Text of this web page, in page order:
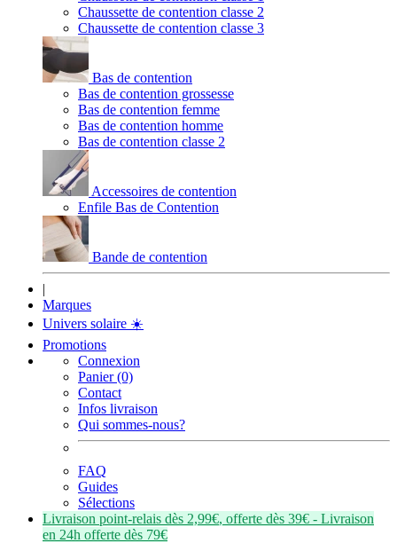
Chaussette de contention classe 2
Chaussette de contention classe 3
Bas de contention
Bas de contention grossesse
Bas de contention femme
Bas de contention homme
Bas de contention classe 2
Accessoires de contention
Enfile Bas de Contention
Bande de contention
|
Marques
Univers solaire ☀️
Promotions
Connexion
Panier (0)
Contact
Infos livraison
Qui sommes-nous?
FAQ
Guides
Sélections
Livraison point-relais dès 2,99€, offerte dès 39€ - Livraison
en 24h offerte dès 79€